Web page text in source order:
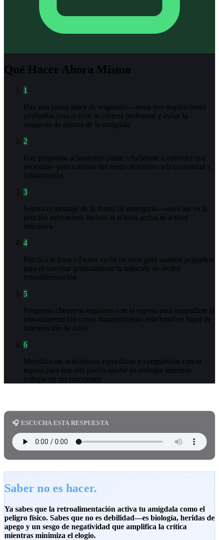
Qué Hacer Ahora Mismo
1
Haz una pausa antes de responder—toma tres respiraciones
profundas para activar tu corteza prefrontal y evitar la
respuesta de alarma de la amígdala
2
Haz preguntas aclaratorias como «Ayúdame a entender qué
necesitas» para cambiar del modo defensivo a la curiosidad y
colaboración
3
Separa el mensaje de la forma de entregarlo—enfócate en la
petición subyacente incluso si el tono activa tu actitud
defensiva
4
Practica la frase «Tienes razón en eso» para asuntos pequeños
para desarrollar gradualmente tu músculo de recibir
retroalimentación
5
Programa chequeos regulares con tu esposa para normalizar la
retroalimentación como mantenimiento relacional en lugar de
intervención de crisis
6
Identifica tus activadores específicos y compártelos con tu
esposa para que ella pueda ajustar su enfoque mientras
trabajas en tus reacciones
🎧 ESCUCHA ESTA RESPUESTA
Saber no es hacer.
Ya sabes que la retroalimentación activa tu amígdala como el
peligro físico. Sabes que no es debilidad—es biología, heridas de
apego y un sesgo de negatividad que amplifica la crítica
mientras minimiza el elogio.